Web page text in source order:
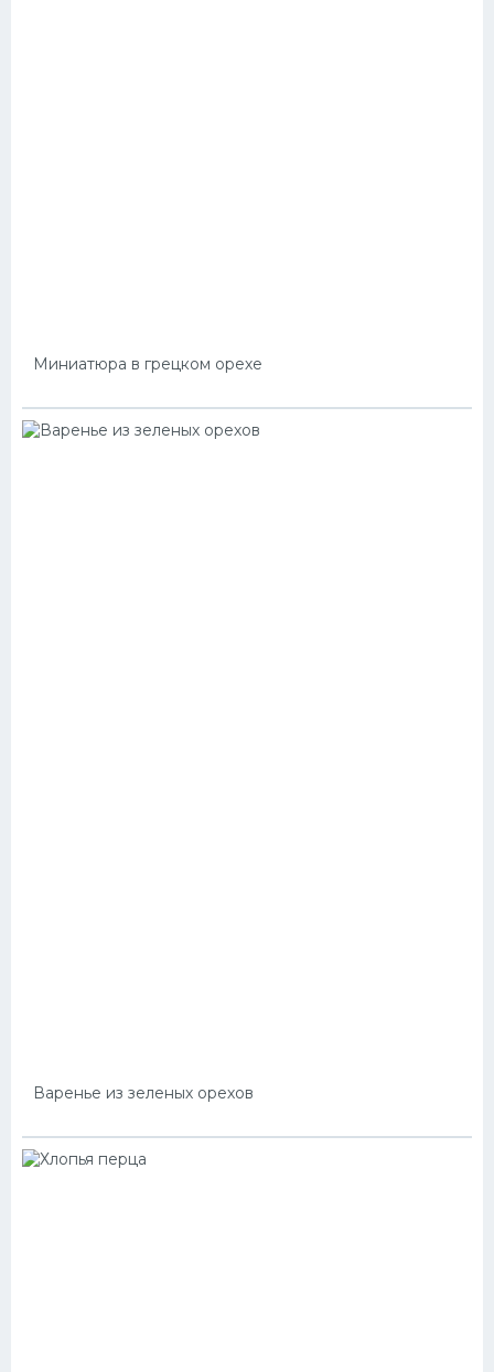
Миниатюра в грецком орехе
Варенье из зеленых орехов